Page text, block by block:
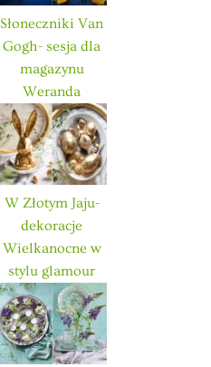
Słoneczniki Van
Gogh- sesja dla
magazynu
Weranda
W Złotym Jaju-
dekoracje
Wielkanocne w
stylu glamour